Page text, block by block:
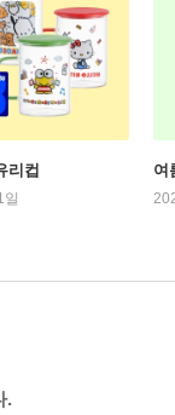
리컵 여
.